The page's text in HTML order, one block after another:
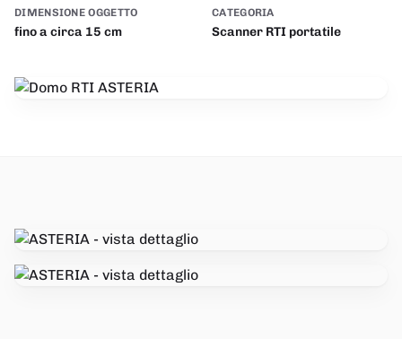
DIMENSIONE OGGETTO
fino a circa 15 cm
CATEGORIA
Scanner RTI portatile